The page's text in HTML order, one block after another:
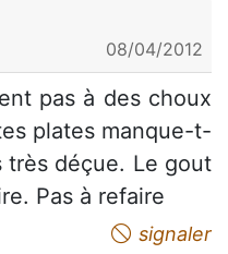
08/04/2012
pas à des choux
plates manque-t-
très déçue. Le gout
Pas à refaire
signaler